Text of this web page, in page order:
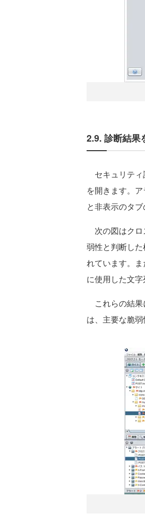
2.9. 診断結果
セキュリティ
を開きます。
と非表示のタ
次の図はクロ
弱性と判断し
れています。
に使用した文字
これらの結果
は、主要な脆